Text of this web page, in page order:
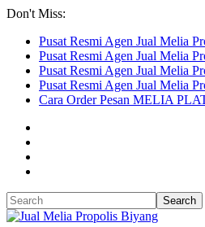
Don't Miss:
Pusat Resmi Agen Jual Melia
Pusat Resmi Agen Jual Melia
Pusat Resmi Agen Jual Melia
Pusat Resmi Agen Jual Melia
Cara Order Pesan MELIA